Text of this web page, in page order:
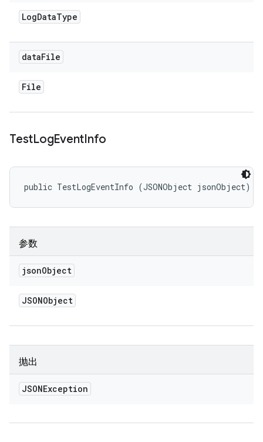
LogDataType
dataFile
File
TestLogEventInfo
public TestLogEventInfo (JSONObject jsonObject)
参数
jsonObject
JSONObject
抛出
JSONException